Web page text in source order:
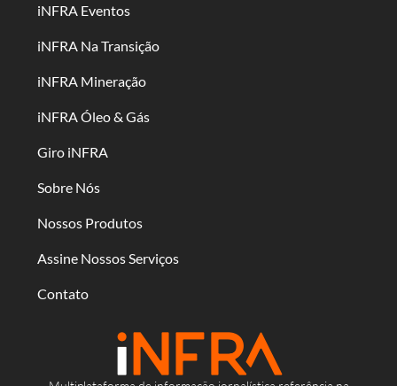
iNFRA Eventos
iNFRA Na Transição
iNFRA Mineração
iNFRA Óleo & Gás
Giro iNFRA
Sobre Nós
Nossos Produtos
Assine Nossos Serviços
Contato